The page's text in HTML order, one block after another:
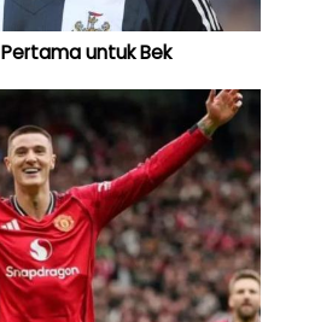
untuk Bek